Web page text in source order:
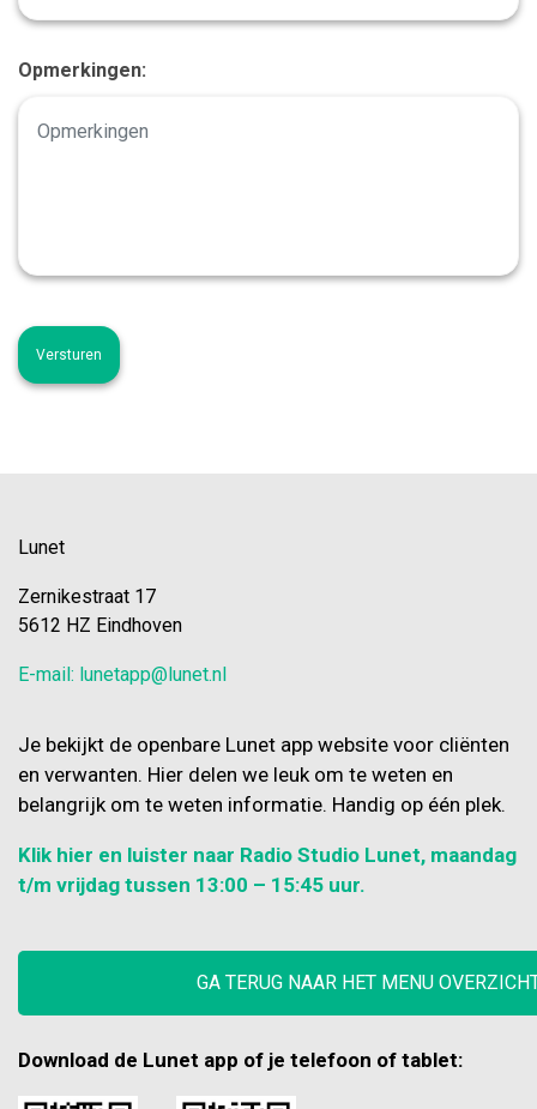
Opmerkingen:
Lunet
Zernikestraat 17
5612 HZ Eindhoven
E-mail: lunetapp@lunet.nl
Je bekijkt de openbare Lunet app website voor cliënten
en verwanten. Hier delen we leuk om te weten en
belangrijk om te weten informatie. Handig op één plek.
Klik hier en luister naar Radio Studio Lunet, maandag
t/m vrijdag tussen 13:00 – 15:45 uur.
GA TERUG NAAR HET MENU
Download de Lunet app of je telefoon of tablet: